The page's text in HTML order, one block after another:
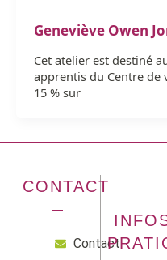
Geneviève Owen
Cet atelier est destiné
apprentis du Centre de
15 % sur
CONTACT
Contact